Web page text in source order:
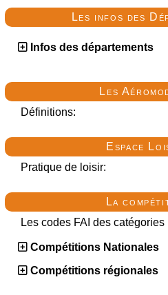
Les infos des
Infos des départements
Les
Définitions:
Espace
Pratique de loisir:
La
Les codes FAI des catégories
Compétitions Nationales
Compétitions régionales